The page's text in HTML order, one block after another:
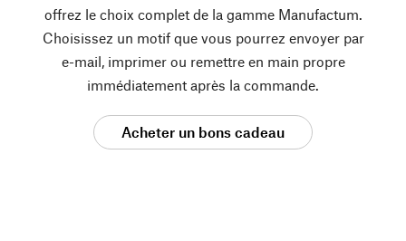
offrez le choix complet de la gamme Manufactum.
Choisissez un motif que vous pourrez envoyer par
e-mail, imprimer ou remettre en main propre
immédiatement après la commande.
Acheter un bons cadeau